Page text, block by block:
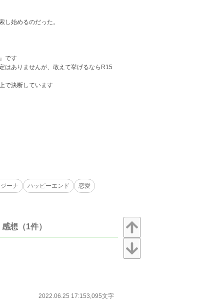
始めるのだった。
です
はありませんが、敢えて挙げるならR15
で決断しています
ジーナ ハッピーエンド 恋愛
感想（1件）
2022.06.25 17:153,095文字